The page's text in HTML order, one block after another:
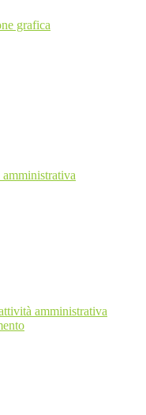
grafica
amministrativa